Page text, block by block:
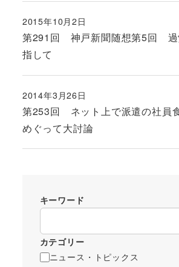
第291回 神戸新聞随想第5回 過
指して
投稿日
2015年10月2日
第253回 ネット上で派遣の社員
めぐって大討論
投稿日
2014年3月26日
キーワード
カテゴリー
ニュース・トピックス